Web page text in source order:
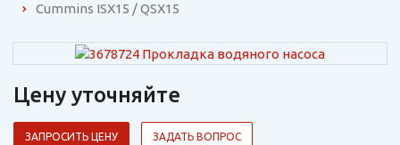
Cummins ISX15 / QSX15
Цену уточняйте
ЗАПРОСИТЬ ЦЕНУ ЗАДАТЬ ВОПРОС